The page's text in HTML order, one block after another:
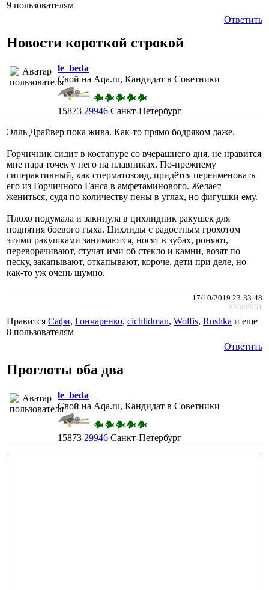
9 пользователям
Ответить
Новости короткой строкой
le_beda
Свой на Aqa.ru, Кандидат в Советники
15873 29946 Санкт-Петербург
Элль Драйвер пока жива. Как-то прямо бодряком даже.
Горчичник сидит в костапуре со вчерашнего дня, не нравится
мне пара точек у него на плавниках. По-прежнему
гиперактивный, как сперматозоид, придётся переименовать
его из Горчичного Ганса в амфетаминового. Желает
жениться, судя по количеству пены в углах, но фигушки ему.
Плохо подумала и закинула в цихлидник ракушек для
поднятия боевого гыха. Цихлиды с радостным грохотом
этими ракушками занимаются, носят в зубах, роняют,
переворачивают, стучат ими об стекло и камни, возят по
песку, закапывают, откапывают, короче, дети при деле, но
как-то уж очень шумно.
17/10/2019 23:33:48
#2688961
Нравится Сафи, Гончаренко, cichlidman, Wolfis, Roshka и еще
8 пользователям
Ответить
Проглоты оба два
le_beda
Свой на Aqa.ru, Кандидат в Советники
15873 29946 Санкт-Петербург